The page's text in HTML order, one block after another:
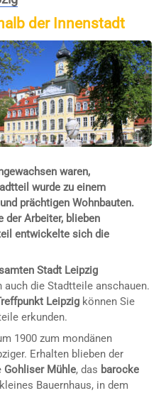
der Innenstadt
waren,
wurde zu einem
prächtigen Wohnbauten.
der Arbeiter, blieben
entwickelte sich die
Stadt Leipzig
die Stadtteile anschauen.
Leipzigkönnen Sie
erkunden.
1900 zum mondänen
Erhalten blieben der
Gohliser Mühle, das barocke
Bauernhaus, in dem